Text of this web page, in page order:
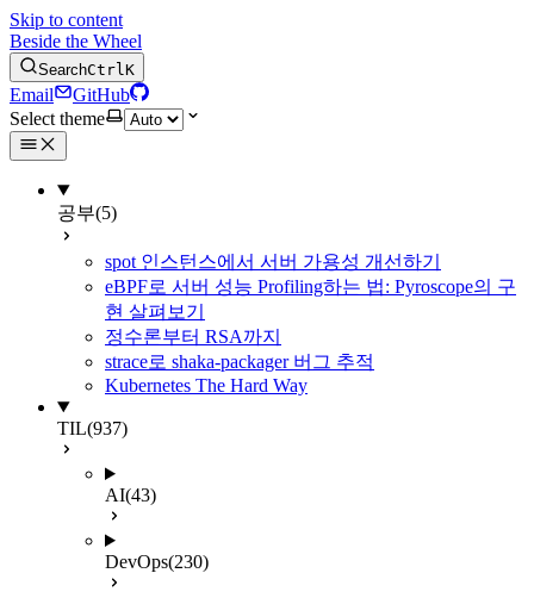
Skip to content
Beside the Wheel
SearchCtrlK
Email
GitHub
Select theme
공부(5)
spot 인스턴스에서 서버 가용성 개선하기
eBPF로 서버 성능 Profiling하는 법: Pyroscope의 구
현 살펴보기
정수론부터 RSA까지
strace로 shaka-packager 버그 추적
Kubernetes The Hard Way
TIL(937)
AI(43)
DevOps(230)